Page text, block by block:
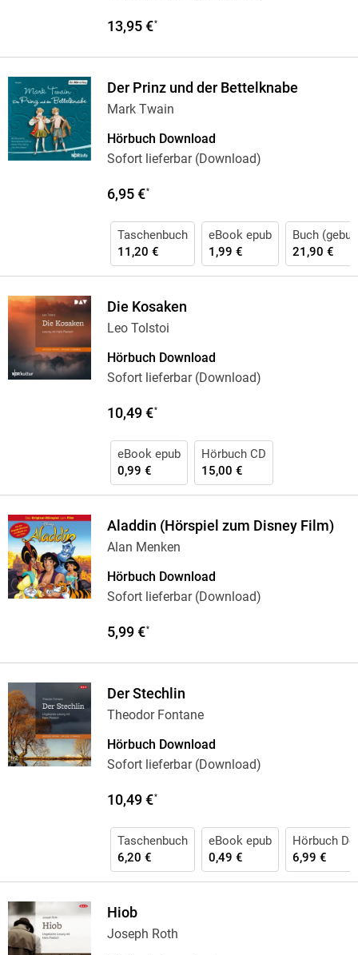
13,95 €*
Der Prinz und der Bettelknabe
Mark Twain
Hörbuch Download
Sofort lieferbar (Download)
6,95 €*
Taschenbuch
11,20 €
eBook epub
1,99 €
Buch
21,90 €
Die Kosaken
Leo Tolstoi
Hörbuch Download
Sofort lieferbar (Download)
10,49 €*
eBook epub
0,99 €
Hörbuch CD
15,00 €
Aladdin (Hörspiel zum Disney Film)
Alan Menken
Hörbuch Download
Sofort lieferbar (Download)
5,99 €*
Der Stechlin
Theodor Fontane
Hörbuch Download
Sofort lieferbar (Download)
10,49 €*
Taschenbuch
6,20 €
eBook epub
0,49 €
Hörbuch
6,99 €
Hiob
Joseph Roth